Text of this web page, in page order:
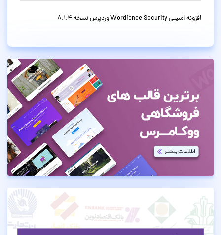
افزونه امنیتی Wordfence Security وردپرس نسخه 8.1.4